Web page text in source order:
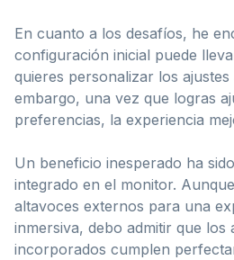
En cuanto a los desafíos, he
configuración inicial puede
quieres personalizar los
embargo, una vez que logras
preferencias, la experiencia
Un beneficio inesperado ha
integrado en el monitor.
altavoces externos para una
inmersiva, debo admitir que los
incorporados cumplen